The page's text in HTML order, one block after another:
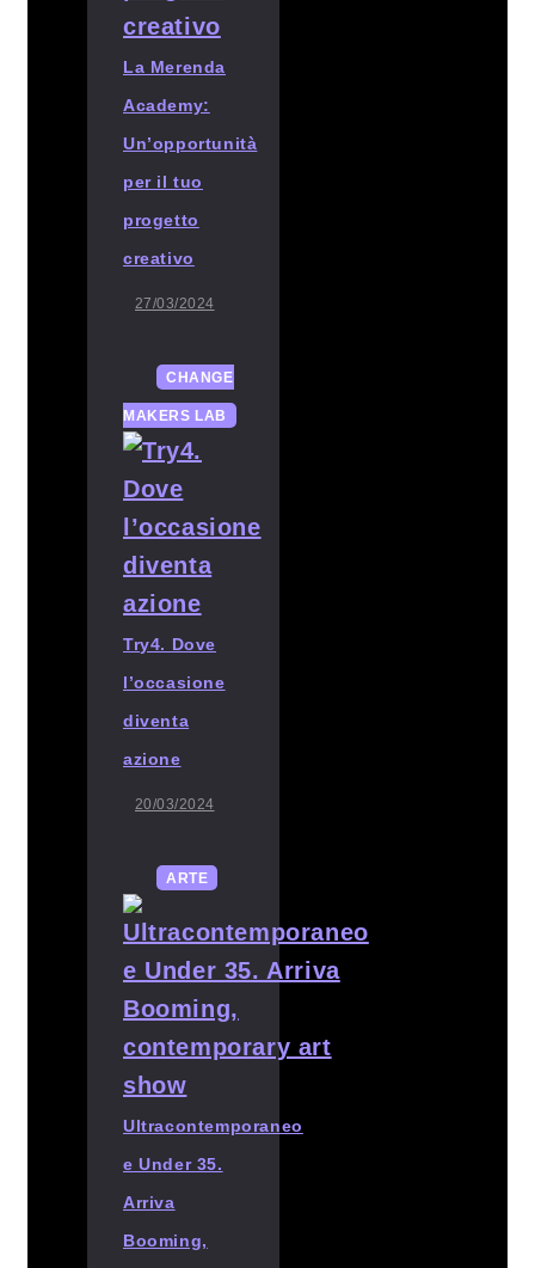
La Merenda
Academy:
Un’opportunità
per il tuo
progetto
creativo
27/03/2024
CHANGE
MAKERS LAB
Try4. Dove
l’occasione
diventa
azione
20/03/2024
ARTE
Ultracontemporaneo
e Under 35.
Arriva
Booming,